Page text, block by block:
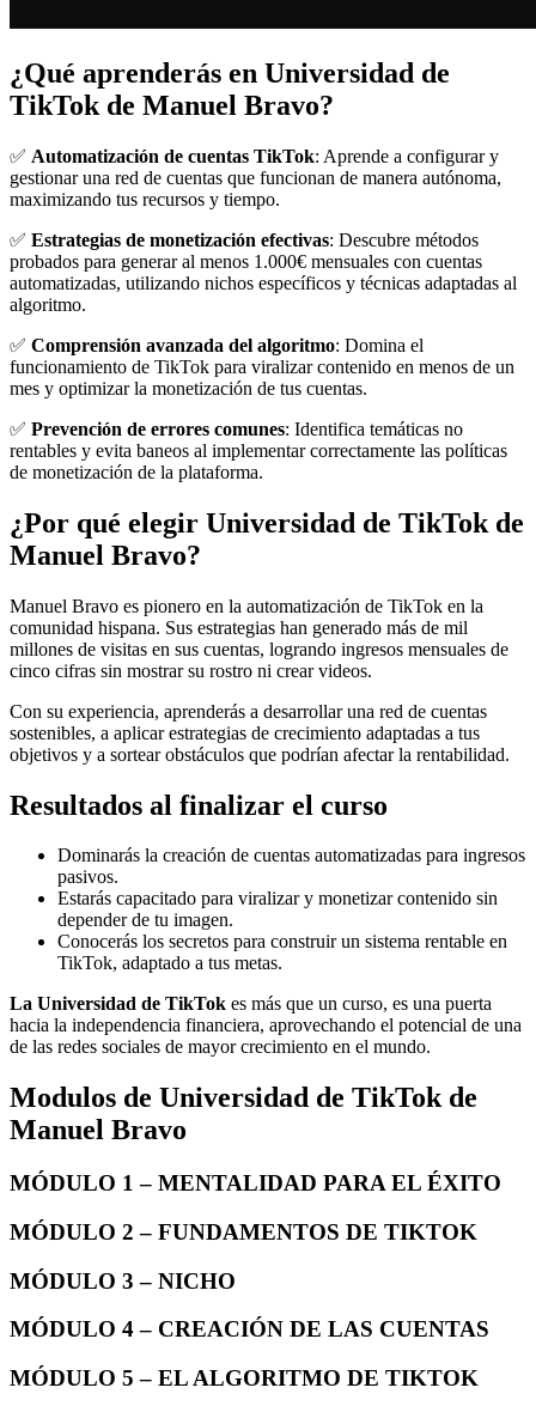
¿Qué aprenderás en Universidad de
TikTok de Manuel Bravo?
✅ Automatización de cuentas TikTok: Aprende a configurar y
gestionar una red de cuentas que funcionan de manera autónoma,
maximizando tus recursos y tiempo.
✅ Estrategias de monetización efectivas: Descubre métodos
probados para generar al menos 1.000€ mensuales con cuentas
automatizadas, utilizando nichos específicos y técnicas adaptadas al
algoritmo.
✅ Comprensión avanzada del algoritmo: Domina el
funcionamiento de TikTok para viralizar contenido en menos de un
mes y optimizar la monetización de tus cuentas.
✅ Prevención de errores comunes: Identifica temáticas no
rentables y evita baneos al implementar correctamente las políticas
de monetización de la plataforma.
¿Por qué elegir Universidad de TikTok de
Manuel Bravo?
Manuel Bravo es pionero en la automatización de TikTok en la
comunidad hispana. Sus estrategias han generado más de mil
millones de visitas en sus cuentas, logrando ingresos mensuales de
cinco cifras sin mostrar su rostro ni crear videos.
Con su experiencia, aprenderás a desarrollar una red de cuentas
sostenibles, a aplicar estrategias de crecimiento adaptadas a tus
objetivos y a sortear obstáculos que podrían afectar la rentabilidad.
Resultados al finalizar el curso
Dominarás la creación de cuentas automatizadas para ingresos
pasivos.
Estarás capacitado para viralizar y monetizar contenido sin
depender de tu imagen.
Conocerás los secretos para construir un sistema rentable en
TikTok, adaptado a tus metas.
La Universidad de TikTok es más que un curso, es una puerta
hacia la independencia financiera, aprovechando el potencial de una
de las redes sociales de mayor crecimiento en el mundo.
Modulos de Universidad de TikTok de
Manuel Bravo
MÓDULO 1 – MENTALIDAD PARA EL ÉXITO
MÓDULO 2 – FUNDAMENTOS DE TIKTOK
MÓDULO 3 – NICHO
MÓDULO 4 – CREACIÓN DE LAS CUENTAS
MÓDULO 5 – EL ALGORITMO DE TIKTOK